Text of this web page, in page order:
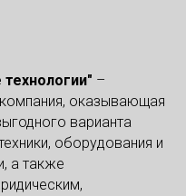
–
оказывающая
варианта
оборудования и
а также